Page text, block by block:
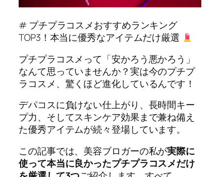
# プチプラコスメおすすめランキング
TOP3！本当に優秀なアイテムだけ厳選
プチプラコスメって「安かろう悪かろう」
なんて思っていませんか？実は今のプチプ
ラコスメ、驚くほど進化しているんです！
デパコスに負けない仕上がり、長時間キー
プ力、そしてスキンケア効果まで兼ね備え
た優秀アイテムが続々登場しています。
この記事では、美容ブロガーの私が実際に
使って本当に良かったプチプラコスメだけ